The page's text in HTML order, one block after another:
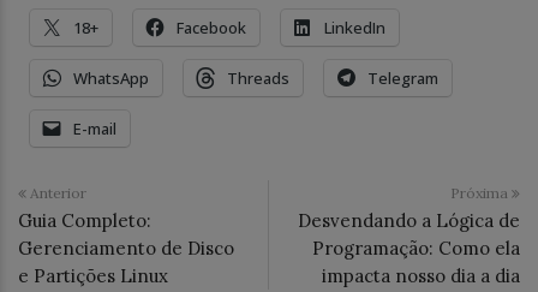
18+ Facebook LinkedIn
WhatsApp Threads Telegram
E-mail
Anterior
Guia Completo:
Gerenciamento de Disco
e Partições Linux
Próxima
Desvendando a Lógica de
Programação: Como ela
impacta nosso dia a dia